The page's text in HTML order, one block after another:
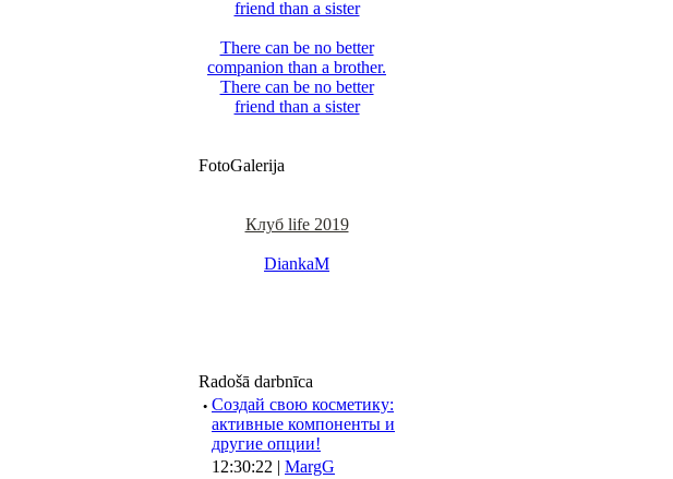
There can be no better
companion than a brother.
There can be no better
friend than a sister
FotoGalerija
Клуб life 2019
DiankaM
Radošā darbnīca
· Создай свою косметику:
активные компоненты и
другие опции!
12:30:22 | MargG